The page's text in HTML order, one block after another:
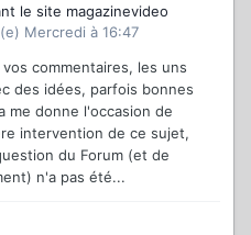
le site magazinevideo
Mercredi à 16:47
commentaires, les uns
des idées, parfois bonnes
me donne l'occasion de
intervention de ce sujet,
du Forum (et de
n'a pas été...